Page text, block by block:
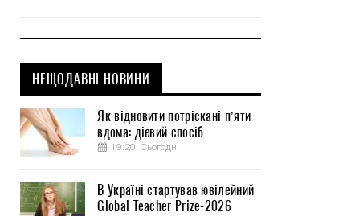
НЕЩОДАВНІ НОВИНИ
Як відновити потріскані п’яти
вдома: дієвий спосіб
19:20, Сьогодні
В Україні стартував ювілейний
Global Teacher Prize-2026